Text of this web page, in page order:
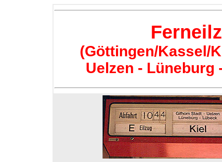
(Göttingen/Kassel/
Uelzen - Lüneburg